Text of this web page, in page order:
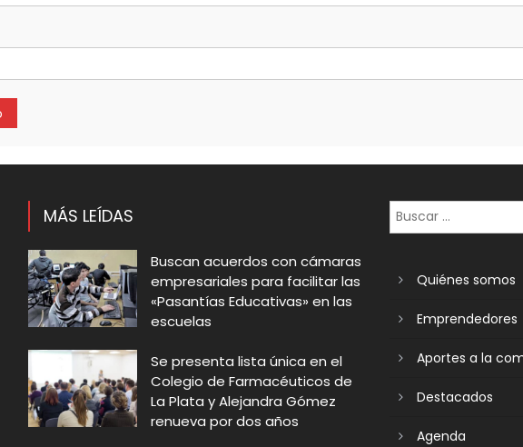
MÁS LEÍDAS
Buscan acuerdos con cámaras
empresariales para facilitar las
«Pasantías Educativas» en las
escuelas
Se presenta lista única en el
Colegio de Farmacéuticos de
La Plata y Alejandra Gómez
renueva por dos años
Quiénes somos
Emprendedores
Aportes a la
Destacados
Agenda